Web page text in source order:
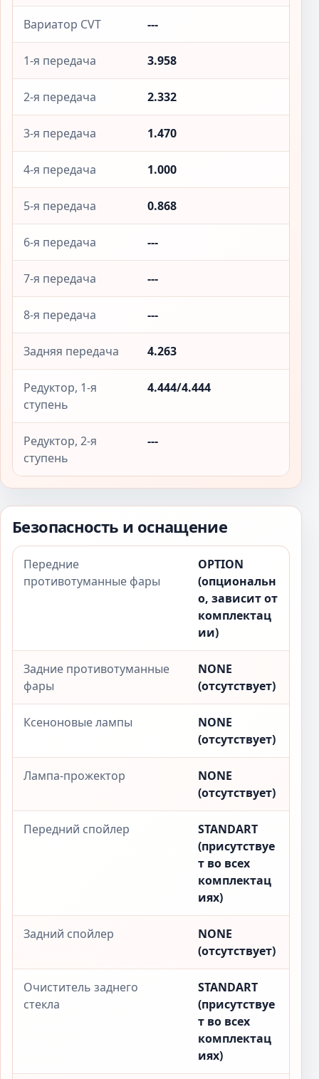
Вариатор CVT ---
1-я передача 3.958
2-я передача 2.332
3-я передача 1.470
4-я передача 1.000
5-я передача 0.868
6-я передача ---
7-я передача ---
8-я передача ---
Задняя передача 4.263
Редуктор, 1-я
ступень
4.444/4.444
Редуктор, 2-я
ступень
---
Безопасность и оснащение
Передние
противотуманные фары
OPTION
(опциональн
о, зависит от
комплектац
ии)
Задние противотуманные
фары
NONE
(отсутствует)
Ксеноновые лампы
NONE
(отсутствует)
Лампа-прожектор
NONE
(отсутствует)
Передний спойлер
STANDART
(присутствуе
т во всех
комплектац
иях)
Задний спойлер
NONE
(отсутствует)
Очиститель заднего
стекла
STANDART
(присутствуе
т во всех
комплектац
иях)